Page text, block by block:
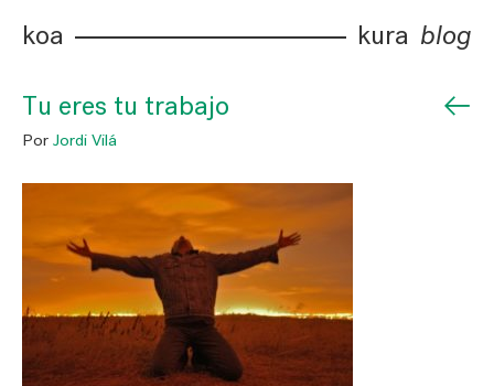
koa kura blog
Tu eres tu trabajo ←
Por Jordi Vilá